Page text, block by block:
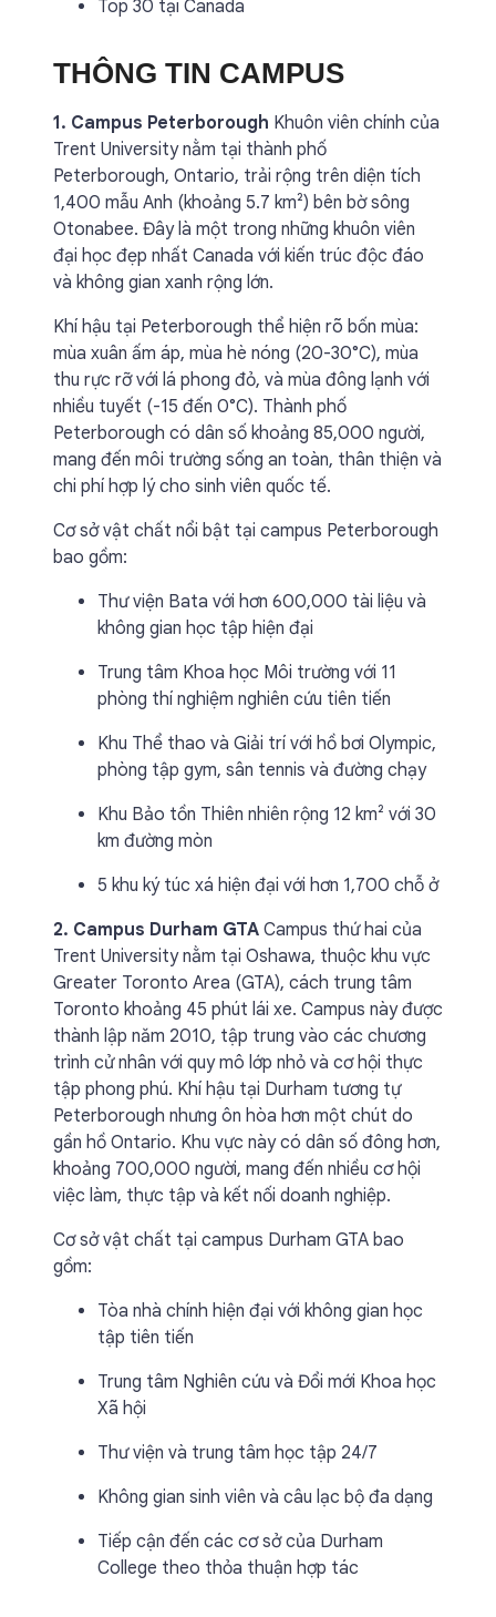
Top 30 tại Canada
THÔNG TIN CAMPUS
1. Campus Peterborough Khuôn viên chính của
Trent University nằm tại thành phố
Peterborough, Ontario, trải rộng trên diện tích
1,400 mẫu Anh (khoảng 5.7 km²) bên bờ sông
Otonabee. Đây là một trong những khuôn viên
đại học đẹp nhất Canada với kiến trúc độc đáo
và không gian xanh rộng lớn.
Khí hậu tại Peterborough thể hiện rõ bốn mùa:
mùa xuân ấm áp, mùa hè nóng (20-30°C), mùa
thu rực rỡ với lá phong đỏ, và mùa đông lạnh với
nhiều tuyết (-15 đến 0°C). Thành phố
Peterborough có dân số khoảng 85,000 người,
mang đến môi trường sống an toàn, thân thiện và
chi phí hợp lý cho sinh viên quốc tế.
Cơ sở vật chất nổi bật tại campus Peterborough
bao gồm:
Thư viện Bata với hơn 600,000 tài liệu và
không gian học tập hiện đại
Trung tâm Khoa học Môi trường với 11
phòng thí nghiệm nghiên cứu tiên tiến
Khu Thể thao và Giải trí với hồ bơi Olympic,
phòng tập gym, sân tennis và đường chạy
Khu Bảo tồn Thiên nhiên rộng 12 km² với 30
km đường mòn
5 khu ký túc xá hiện đại với hơn 1,700 chỗ ở
2. Campus Durham GTA Campus thứ hai của
Trent University nằm tại Oshawa, thuộc khu vực
Greater Toronto Area (GTA), cách trung tâm
Toronto khoảng 45 phút lái xe. Campus này được
thành lập năm 2010, tập trung vào các chương
trình cử nhân với quy mô lớp nhỏ và cơ hội thực
tập phong phú. Khí hậu tại Durham tương tự
Peterborough nhưng ôn hòa hơn một chút do
gần hồ Ontario. Khu vực này có dân số đông hơn,
khoảng 700,000 người, mang đến nhiều cơ hội
việc làm, thực tập và kết nối doanh nghiệp.
Cơ sở vật chất tại campus Durham GTA bao
gồm:
Tòa nhà chính hiện đại với không gian học
tập tiên tiến
Trung tâm Nghiên cứu và Đổi mới Khoa học
Xã hội
Thư viện và trung tâm học tập 24/7
Không gian sinh viên và câu lạc bộ đa dạng
Tiếp cận đến các cơ sở của Durham
College theo thỏa thuận hợp tác